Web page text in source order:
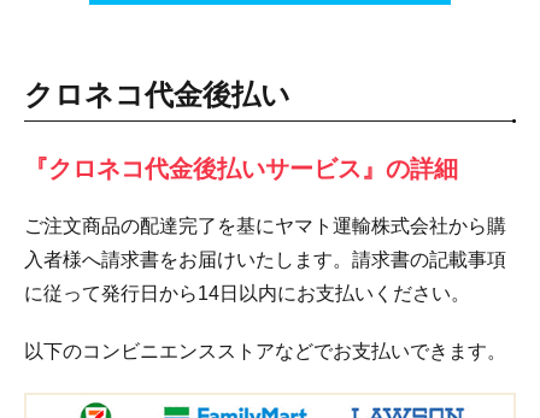
クロネコ代金後払い
『クロネコ代金後払いサービス』の詳細
ご注文商品の配達完了を基にヤマト運輸株式会社から購
入者様へ請求書をお届けいたします。請求書の記載事項
に従って発行日から14日以内にお支払いください。
以下のコンビニエンスストアなどでお支払いできます。